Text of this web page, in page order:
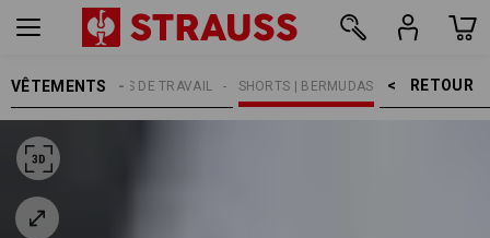
VÊTEMENTS RETOUR    >
SHORTS | BERMUDAS
PANTALONS DE TRAVAIL